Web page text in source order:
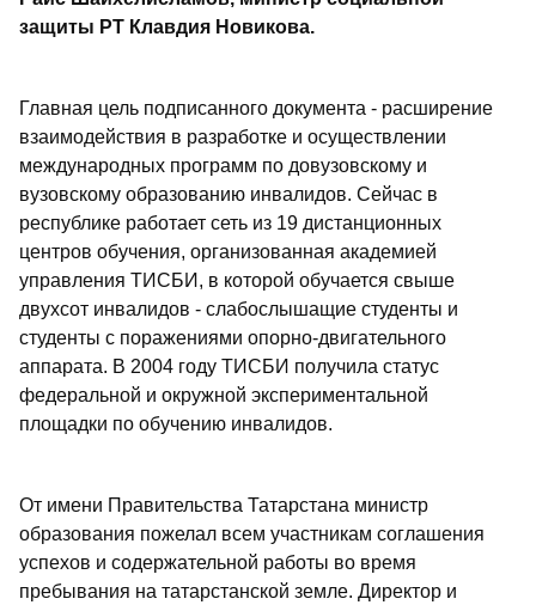
защиты РТ Клавдия Новикова.
Главная цель подписанного документа - расширение
взаимодействия в разработке и осуществлении
международных программ по довузовскому и
вузовскому образованию инвалидов. Сейчас в
республике работает сеть из 19 дистанционных
центров обучения, организованная академией
управления ТИСБИ, в которой обучается свыше
двухсот инвалидов - слабослышащие студенты и
студенты с поражениями опорно-двигательного
аппарата. В 2004 году ТИСБИ получила статус
федеральной и окружной экспериментальной
площадки по обучению инвалидов.
От имени Правительства Татарстана министр
образования пожелал всем участникам соглашения
успехов и содержательной работы во время
пребывания на татарстанской земле. Директор и